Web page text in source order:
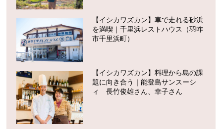
【イシカワズカン】車で走れる砂浜
を満喫｜千里浜レストハウス（羽咋
市千里浜町）
【イシカワズカン】料理から島の課
題に向き合う｜能登島サンスーシ
ィ 長竹俊雄さん、幸子さん